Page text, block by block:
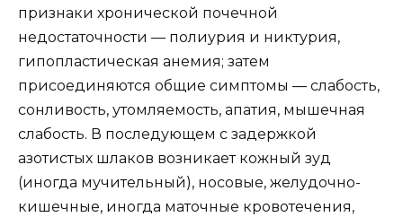
признаки хронической почечной
недостаточности — полиурия и никтурия,
гипопластическая анемия; затем
присоединяются общие симптомы — слабость,
сонливость, утомляемость, апатия, мышечная
слабость. В последующем с задержкой
азотистых шлаков возникает кожный зуд
(иногда мучительный), носовые, желудочно-
кишечные, иногда маточные кровотечения,